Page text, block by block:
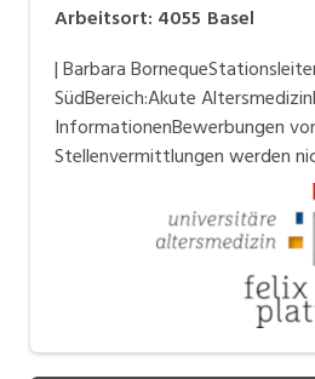
Arbeitsort: 4055 Basel
| Barbara
SüdBereich:Akute
InformationenBewerbungen
Stellenvermittlungen werden